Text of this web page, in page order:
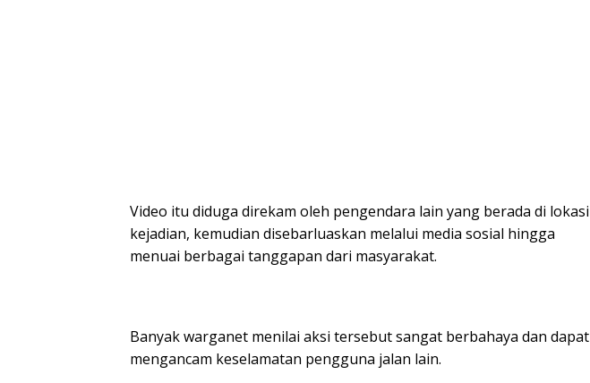
Video itu diduga direkam oleh pengendara lain yang berada di lokasi
kejadian, kemudian disebarluaskan melalui media sosial hingga
menuai berbagai tanggapan dari masyarakat.
Banyak warganet menilai aksi tersebut sangat berbahaya dan dapat
mengancam keselamatan pengguna jalan lain.